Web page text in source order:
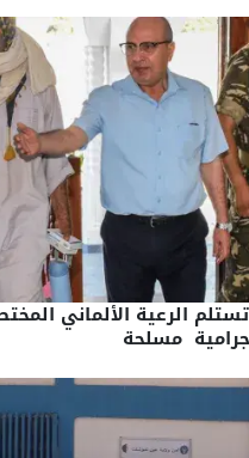
الرعية الألماني
مسلحة